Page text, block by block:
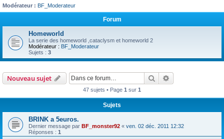
h
Modérateur : BF_Moderateur
Forum
Homeworld
La serie des homeworld ,cataclysm et homeworld 2
Modérateur : BF_Moderateur
Sujets : 3
Nouveau sujet Rechercher
47 sujets • Page 1 sur 1
Sujets
BRINK a 5euros.
Dernier message par BF_monster92 « ven. 02 déc. 2011 12:32
Réponses : 1